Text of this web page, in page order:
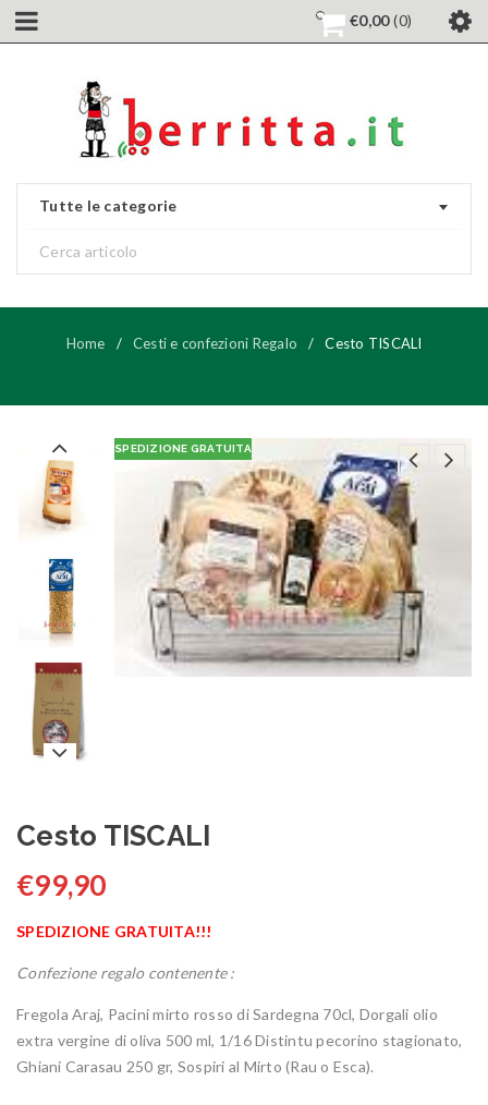
€0,00 0
Tutte le categorie
Home / Cesti e confezioni Regalo / Cesto TISCALI
SPEDIZIONE GRATUITA
Cesto TISCALI
€99,90
SPEDIZIONE GRATUITA!!!
Confezione regalo contenente :
Fregola Araj, Pacini mirto rosso di Sardegna 70cl, Dorgali olio
extra vergine di oliva 500 ml, 1/16 Distintu pecorino stagionato,
Ghiani Carasau 250 gr, Sospiri al Mirto (Rau o Esca).